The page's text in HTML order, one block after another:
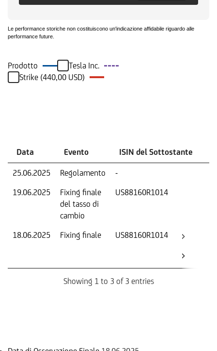
Le performance storiche non costituiscono un'indicazione affidabile riguardo alle
performance future.
Prodotto
Tesla Inc.
Strike (440,00 USD)
Data Evento ISIN del Sottostante
25.06.2025 Regolamento -
19.06.2025
Fixing finale
del tasso di
cambio
US88160R1014
18.06.2025 Fixing finale US88160R1014
Showing 1 to 3 of 3 entries